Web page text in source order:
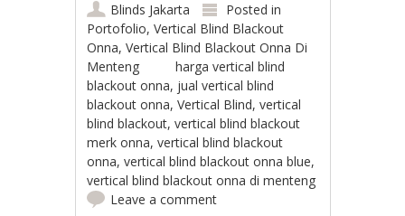
Blinds Jakarta
Posted in
Portofolio,Vertical Blind Blackout
Onna,Vertical Blind Blackout Onna Di
Menteng
harga vertical blind
blackout onna, jual vertical blind
blackout onna,Vertical Blind,vertical
blind blackout,vertical blind blackout
merk onna,vertical blind blackout
onna,vertical blind blackout onna blue,
vertical blind blackout onna di menteng
Leave a comment